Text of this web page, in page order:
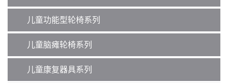
儿童功能型轮椅系列
儿童脑瘫轮椅系列
儿童康复器具系列